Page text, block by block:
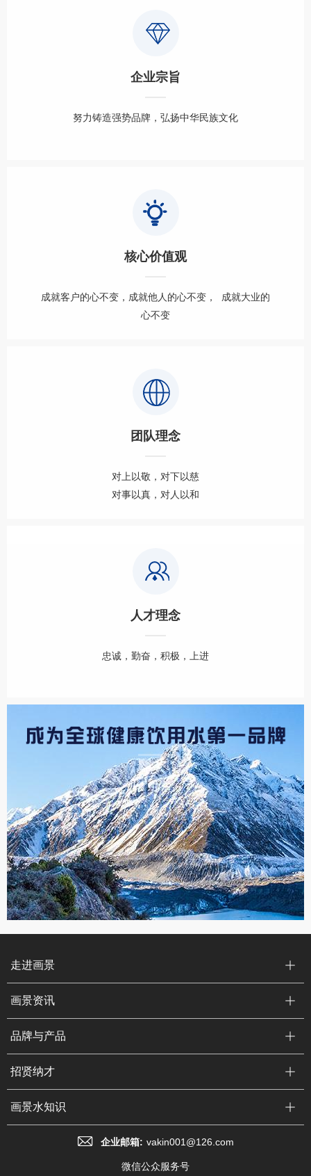
企业宗旨
努力铸造强势品牌， 弘扬中华民族文化
核心价值观
成就客户的心不变，成就他人的心不变， 成就大业的
心不变
团队理念
对上以敬，对下以慈
对事以真，对人以和
人才理念
忠诚，勤奋，积极，上进
走进画景
画景资讯
品牌与产品
招贤纳才
画景水知识
企业邮箱: vakin001@126.com
微信公众服务号